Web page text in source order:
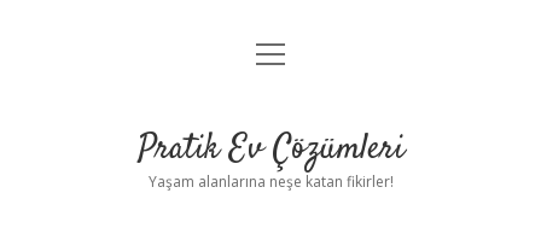
Anasayfa
Yasal Uyarı
menüyü
Pratik Ev Çözümleri
Yaşam alanlarına neşe katan fikirler!